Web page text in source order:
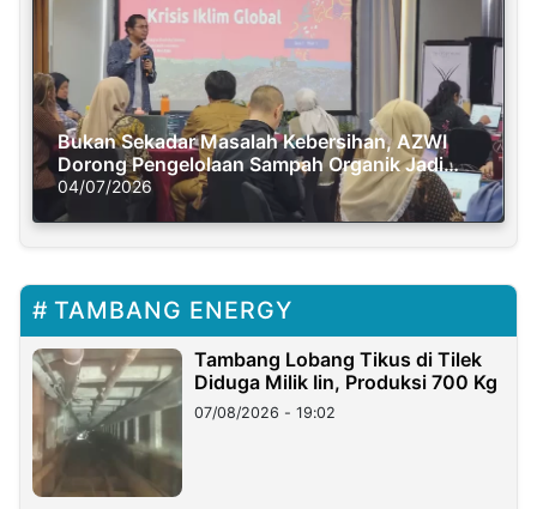
Bukan Sekadar Masalah Kebersihan, AZWI
Dorong Pengelolaan Sampah Organik Jadi
Solusi Krisis Iklim
04/07/2026
TAMBANG ENERGY
Tambang Lobang Tikus di Tilek
Diduga Milik Iin, Produksi 700 Kg
07/08/2026 - 19:02